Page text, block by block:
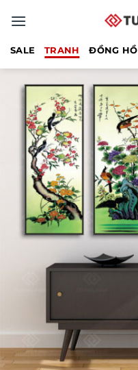
qua
SALE TRANH ĐỒNG HỒ